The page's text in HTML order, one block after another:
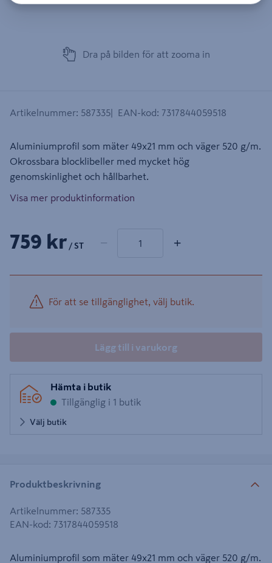
Dra på bilden för att zooma in
Artikelnummer: 587335 EAN-kod: 7317844059518
Aluminiumprofil som mäter 49x21 mm och väger 520 g/m.
Okrossbara blocklibeller med mycket hög
genomskinlighet och hållbarhet.
Visa mer produktinformation
759 kr / ST − +
För att se tillgänglighet, välj butik.
Lägg till i varukorg
Hämta i butik
Tillgänglig i 1 butik
Välj butik
Produktbeskrivning
Artikelnummer: 587335
EAN-kod: 7317844059518
Aluminiumprofil som mäter 49x21 mm och väger 520 g/m.